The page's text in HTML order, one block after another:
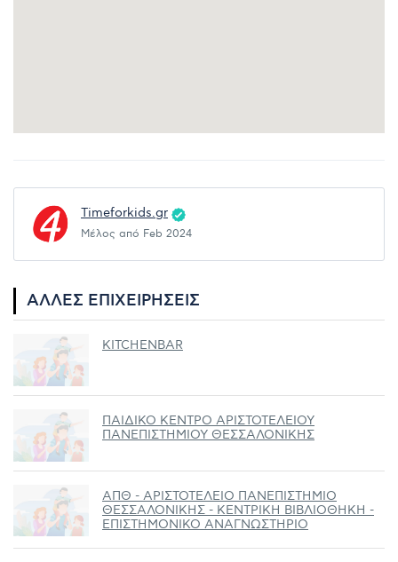
Timeforkids.gr
Μέλος από Feb 2024
ΆΛΛΕΣ ΕΠΙΧΕΙΡΉΣΕΙΣ
KITCHENBAR
ΠΑΙΔΙΚΟ ΚΕΝΤΡΟ ΑΡΙΣΤΟΤΕΛΕΙΟΥ
ΠΑΝΕΠΙΣΤΗΜΙΟΥ ΘΕΣΣΑΛΟΝΙΚΗΣ
ΑΠΘ - ΑΡΙΣΤΟΤΕΛΕΙΟ ΠΑΝΕΠΙΣΤΗΜΙΟ
ΘΕΣΣΑΛΟΝΙΚΗΣ - ΚΕΝΤΡΙΚΗ ΒΙΒΛΙΟΘΗΚΗ -
ΕΠΙΣΤΗΜΟΝΙΚΟ ΑΝΑΓΝΩΣΤΗΡΙΟ